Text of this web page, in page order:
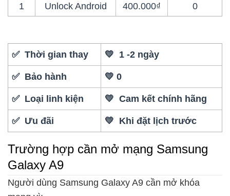
1 Unlock Android 400.000₫ 0
✅ Thời gian thay 💛 1 -2 ngày
✅ Bảo hành 💛 0
✅ Loại linh kiện 💛 Cam kết chính hãng
✅ Ưu đãi 💛 Khi đặt lịch trước
Trường hợp cần mở mạng Samsung
Galaxy A9
Người dùng Samsung Galaxy A9 cần mở khóa